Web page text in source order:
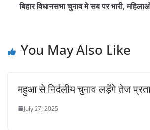
बिहार विधानसभा चुनाव मे सब पर भारी,
You May Also Like
महुआ से निर्दलीय चुनाव लड़ेंगे तेज
July 27, 2025